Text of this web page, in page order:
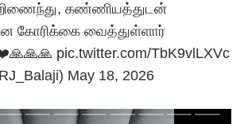
, கண்ணியத்துடன்
கோரிக்கை வைத்துள்ளார்
pic.twitter.com/TbK9vlLXVc
May 18, 2026